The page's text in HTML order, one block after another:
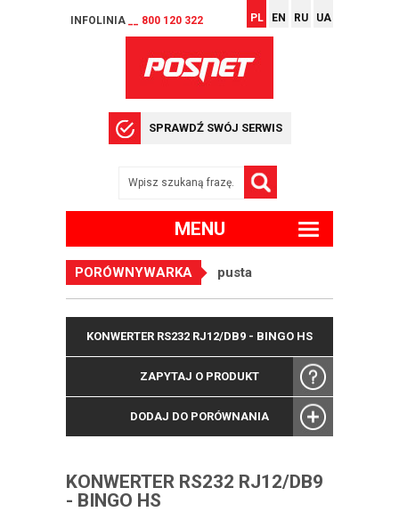
INFOLINIA __ 800 120 322 PL EN RU UA
SPRAWDŹ SWÓJ SERWIS
MENU
PORÓWNYWARKA pusta
KONWERTER RS232 RJ12/DB9 - BINGO HS
ZAPYTAJ O PRODUKT
DODAJ DO PORÓWNANIA
KONWERTER RS232 RJ12/DB9
- BINGO HS